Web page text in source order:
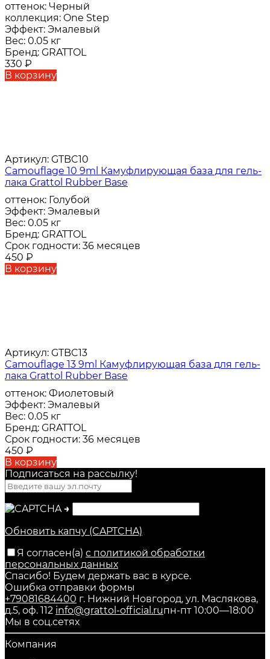
оттенок: Черный
коллекция: One Step
Эффект: Эмалевый
Вес: 0.05 кг
Бренд: GRATTOL
330 ₽
В корзину
Артикул: GTBC10
Camouflage 10 9ml Камуфлирующая база для гель-
лака Grattol Rubber Base
оттенок: Голубой
Эффект: Эмалевый
Вес: 0.05 кг
Бренд: GRATTOL
Срок годности: 36 месяцев
450 ₽
В корзину
Артикул: GTBC13
Camouflage 13 9ml Камуфлирующая база для гель-
лака Grattol Rubber Base
оттенок: Фиолетовый
Эффект: Эмалевый
Вес: 0.05 кг
Бренд: GRATTOL
Срок годности: 36 месяцев
450 ₽
В корзину
Подписаться на рассылкy!
→
Обновить капчу (CAPTCHA)
Я согласен(a) с политикой обработки
персональных данных
Спасибо! Будем держать вас в курсе.
Ошибка отправки формы
+79081684400 г. Нижний Новгород, ул. Маслякова,
д.5, оф. 112 info@grattol-official.ruпн-пт 10:00—18:00
Мы в соц.сетях
Компания